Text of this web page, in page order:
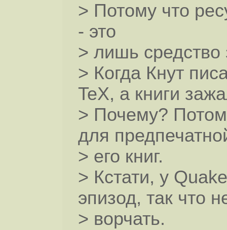
> Потому что
- это
> лишь средство
> Когда Кнут
TeX, а книги
> Почему?
для
> его книг.
> Кстати, у
эпизод, так что
> ворчать.